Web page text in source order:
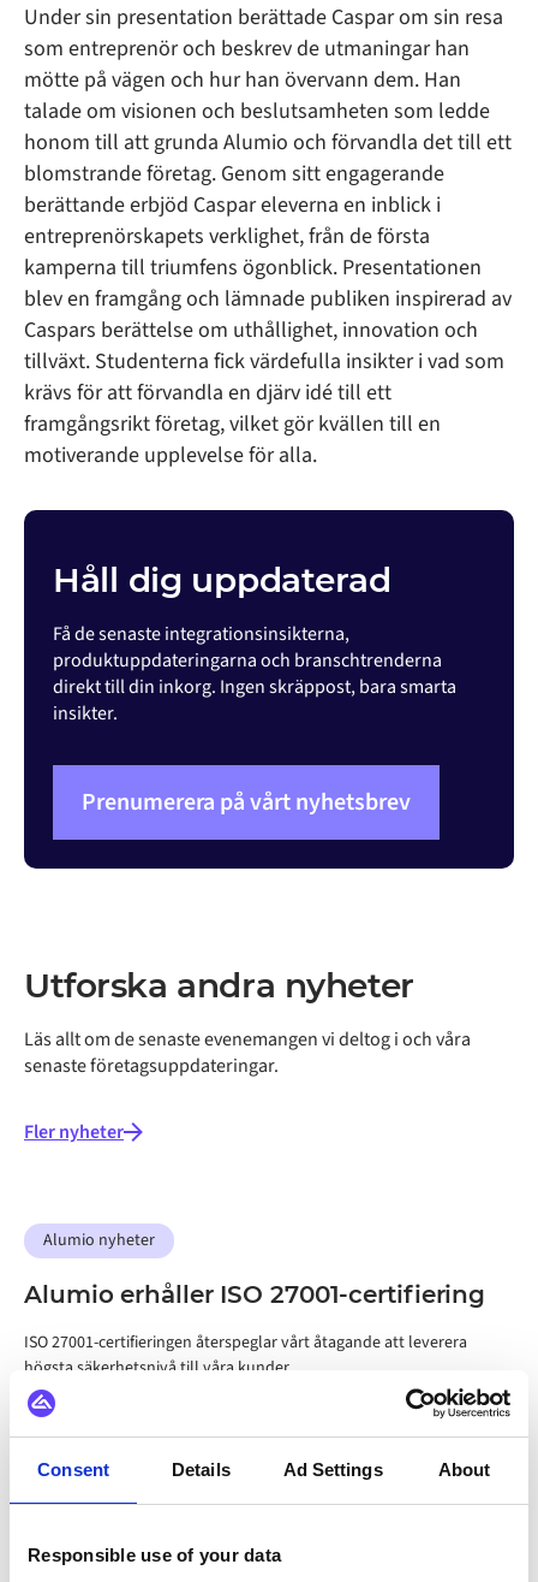
Consent Details Ad Settings About
Responsible use of your data
Under sin presentation berättade Caspar om sin resa
som entreprenör och beskrev de utmaningar han
mötte på vägen och hur han övervann dem. Han
talade om visionen och beslutsamheten som ledde
honom till att grunda Alumio och förvandla det till ett
blomstrande företag. Genom sitt engagerande
berättande erbjöd Caspar eleverna en inblick i
entreprenörskapets verklighet, från de första
kamperna till triumfens ögonblick. Presentationen
blev en framgång och lämnade publiken inspirerad av
Caspars berättelse om uthållighet, innovation och
tillväxt. Studenterna fick värdefulla insikter i vad som
krävs för att förvandla en djärv idé till ett
framgångsrikt företag, vilket gör kvällen till en
motiverande upplevelse för alla.
Håll dig uppdaterad
Få de senaste integrationsinsikterna,
produktuppdateringarna och branschtrenderna
direkt till din inkorg. Ingen skräppost, bara smarta
insikter.
Prenumerera på vårt nyhetsbrev
Utforska andra nyheter
Läs allt om de senaste evenemangen vi deltog i och våra
senaste företagsuppdateringar.
Fler nyheter
Alumio nyheter
Alumio erhåller ISO 27001-certifiering
ISO 27001-certifieringen återspeglar vårt åtagande att leverera
högsta säkerhetsnivå till våra kunder.